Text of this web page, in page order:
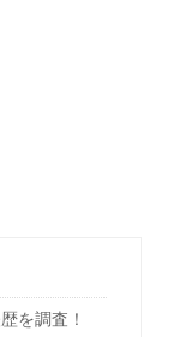
を調査！